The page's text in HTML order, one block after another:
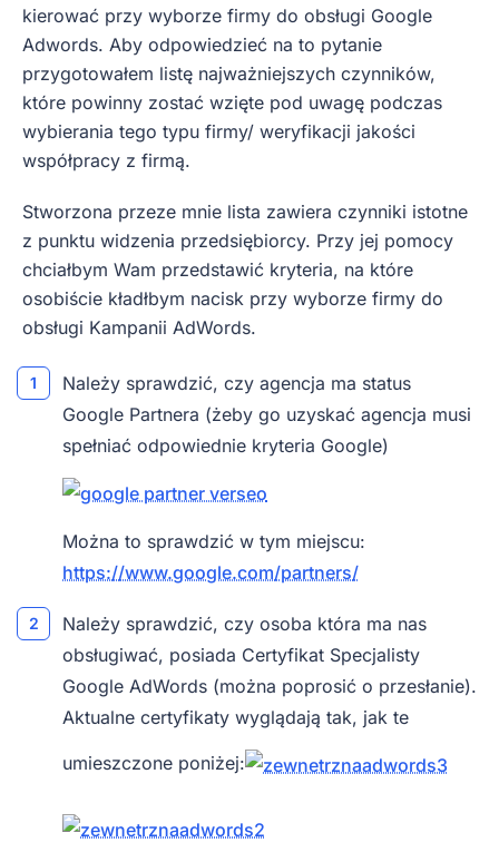
kierować przy wyborze firmy do obsługi Google
Adwords. Aby odpowiedzieć na to pytanie
przygotowałem listę najważniejszych czynników,
które powinny zostać wzięte pod uwagę podczas
wybierania tego typu firmy/ weryfikacji jakości
współpracy z firmą.
Stworzona przeze mnie lista zawiera czynniki istotne
z punktu widzenia przedsiębiorcy. Przy jej pomocy
chciałbym Wam przedstawić kryteria, na które
osobiście kładłbym nacisk przy wyborze firmy do
obsługi Kampanii AdWords.
Należy sprawdzić, czy agencja ma status
Google Partnera (żeby go uzyskać agencja musi
spełniać odpowiednie kryteria Google)
Można to sprawdzić w tym miejscu:
https://www.google.com/partners/
Należy sprawdzić, czy osoba która ma nas
obsługiwać, posiada Certyfikat Specjalisty
Google AdWords (można poprosić o przesłanie).
Aktualne certyfikaty wyglądają tak, jak te
umieszczone poniżej: